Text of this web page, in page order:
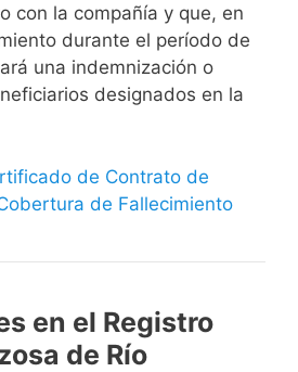
con la compañía y que, en
durante el período de
una indemnización o
designados en la
de Contrato de
de Fallecimiento
en el Registro
de Río